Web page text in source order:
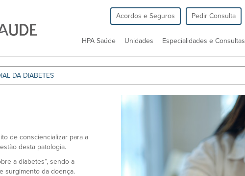
Acordos e Seguros Pedir Consulta
HPA Saúde Unidades Especialidades e Consultas
DA DIABETES
de consciencializar para a
desta patologia.
a diabetes”, sendo a
surgimento da doença.